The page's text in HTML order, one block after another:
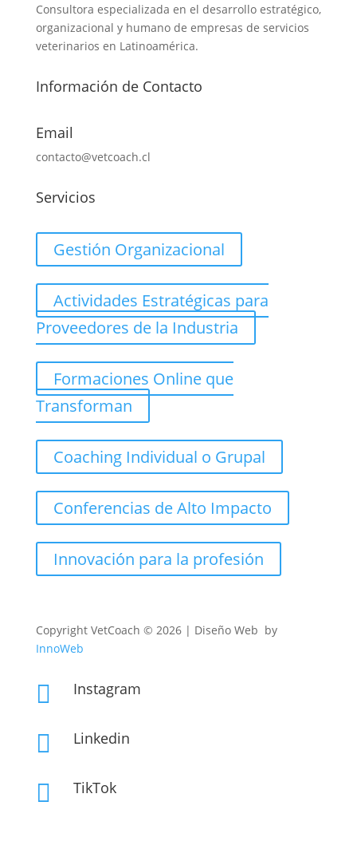
Consultora especializada en el desarrollo estratégico,
organizacional y humano de empresas de servicios
veterinarios en Latinoamérica.
Información de Contacto
Email
contacto@vetcoach.cl
Servicios
Gestión Organizacional
Actividades Estratégicas para
Proveedores de la Industria
Formaciones Online que
Transforman
Coaching Individual o Grupal
Conferencias de Alto Impacto
Innovación para la profesión
CopyrightVetCoach © 2026 | Diseño Web by
InnoWeb
 Instagram
 Linkedin
 TikTok